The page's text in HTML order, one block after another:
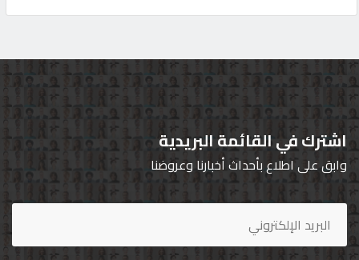
اشترك في القائمة البريدية
وابق على اطلاع بأحداث أخبارنا وعروضنا